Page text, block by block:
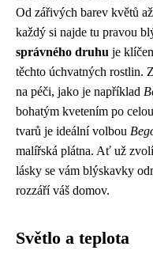
Od zářivých barev květů
každý si najde tu pravou
správného druhu je
těchto úchvatných rostlin.
na péči, jako je například
bohatým kvetením po
tvarů je ideální volbou
malířská plátna. Ať už
lásky se vám blýskavky
rozzáří váš domov.
Světlo a teplota